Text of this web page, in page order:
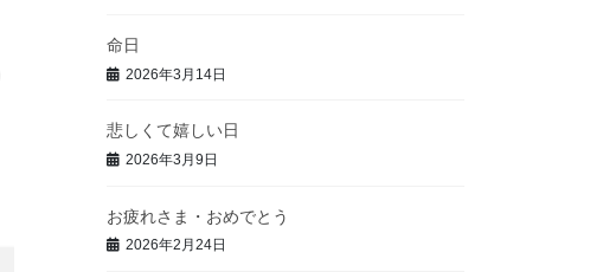
命日
2026年3月14日
悲しくて嬉しい日
2026年3月9日
お疲れさま・おめでとう
2026年2月24日